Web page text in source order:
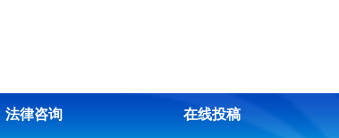
法律咨询 在线投稿